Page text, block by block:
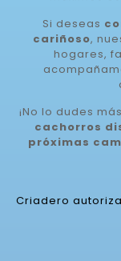
Si deseas
cariñoso,
hogares,
¡No lo dudes
cachorros
próximas
Criadero